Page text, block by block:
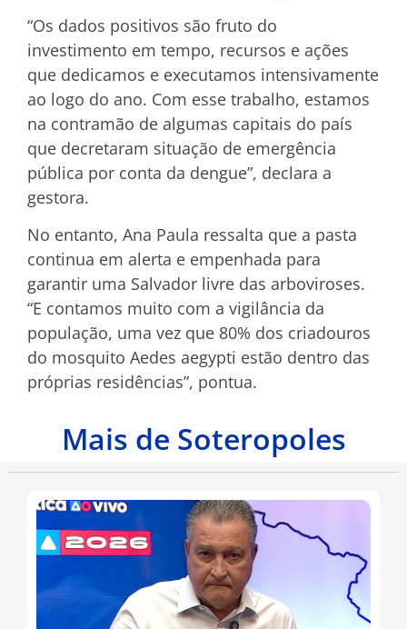
“Os dados positivos são fruto do
investimento em tempo, recursos e ações
que dedicamos e executamos intensivamente
ao logo do ano. Com esse trabalho, estamos
na contramão de algumas capitais do país
que decretaram situação de emergência
pública por conta da dengue”, declara a
gestora.
No entanto, Ana Paula ressalta que a pasta
continua em alerta e empenhada para
garantir uma Salvador livre das arboviroses.
“E contamos muito com a vigilância da
população, uma vez que 80% dos criadouros
do mosquito Aedes aegypti estão dentro das
próprias residências”, pontua.
Mais de Soteropoles